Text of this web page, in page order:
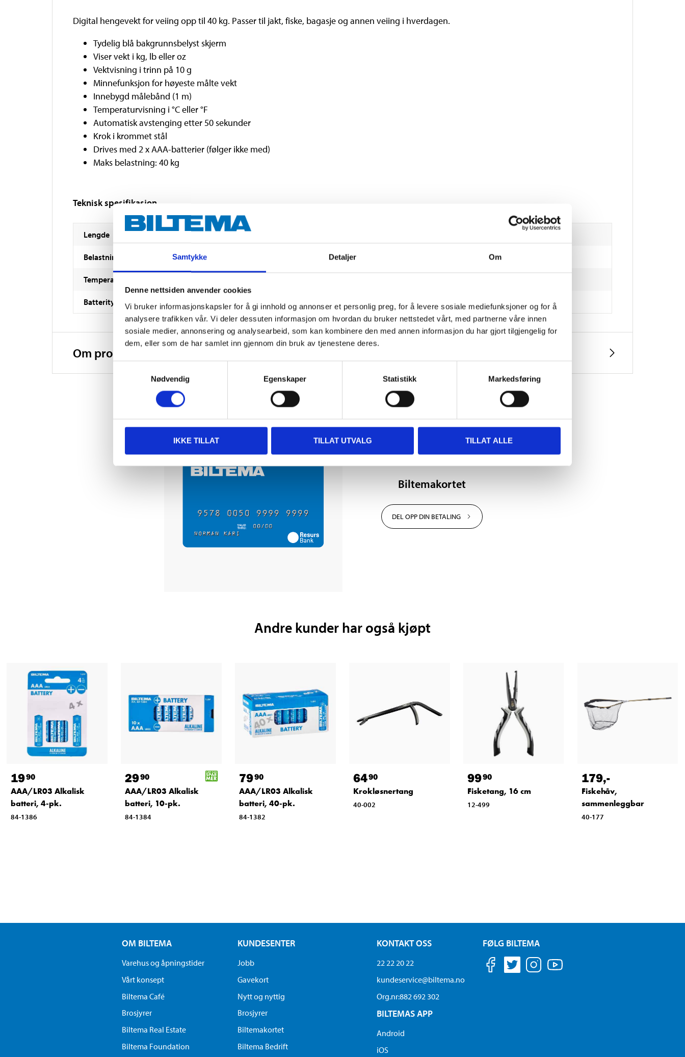
Samtykke Detaljer Om
Denne nettsiden anvender cookies
Vi bruker informasjonskapsler for å gi innhold og annonser et personlig preg, for å levere sosiale mediefunksjoner og for å
analysere trafikken vår. Vi deler dessuten informasjon om hvordan du bruker nettstedet vårt, med partnerne våre innen
sosiale medier, annonsering og analysearbeid, som kan kombinere den med annen informasjon du har gjort tilgjengelig for
dem, eller som de har samlet inn gjennom din bruk av tjenestene deres.
Nødvendig
Egenskaper Statistikk Markedsføring
IKKE TILLAT TILLAT UTVALG TILLAT ALLE
Digital hengevekt for veiing opp til 40 kg. Passer til jakt, fiske, bagasje og annen veiing i hverdagen.
Tydelig blå bakgrunnsbelyst skjerm
Viser vekt i kg, lb eller oz
Vektvisning i trinn på 10 g
Minnefunksjon for høyeste målte vekt
Innebygd målebånd (1 m)
Temperaturvisning i °C eller °F
Automatisk avstenging etter 50 sekunder
Krok i krommet stål
Drives med 2 x AAA-batterier (følger ikke med)
Maks belastning: 40 kg
Teknisk spesifikasjon
Lengde
Belastning 40 kg (maks.)
Temperaturområde
Batteritype 2 x AAA (medfølger ikke)
Om produsenten
Biltemakortet
DEL OPP DIN BETALING
Andre kunder har også kjøpt
1990
AAA/LR03 Alkalisk
batteri, 4-pk.
84-1386
2990
AAA/LR03 Alkalisk
batteri, 10-pk.
84-1384
7990
AAA/LR03 Alkalisk
batteri, 40-pk.
84-1382
6490
Krokløsnertang
40-002
9990
Fisketang, 16 cm
12-499
179,-
Fiskehåv,
sammenleggbar
40-177
OM BILTEMA
Varehus og åpningstider
Vårt konsept
Biltema Café
Brosjyrer
Biltema Real Estate
Biltema Foundation
KUNDESENTER
Jobb
Gavekort
Nytt og nyttig
Brosjyrer
Biltemakortet
Biltema Bedrift
KONTAKT OSS
22 22 20 22
kundeservice@biltema.no
Org.nr:882 692 302
BILTEMAS APP
Android
iOS
FØLG BILTEMA